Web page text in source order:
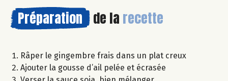
Préparation de la recette
Râper le gingembre frais dans un plat creux
Ajouter la gousse d’ail pelée et écrasée